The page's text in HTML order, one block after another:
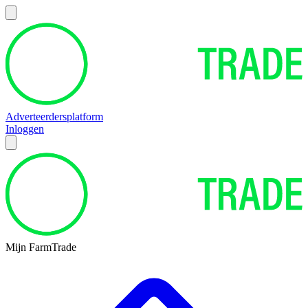
Adverteerdersplatform
Inloggen
Mijn FarmTrade